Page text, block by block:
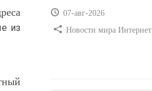
из
07-авг-2026
Новости мира Интернет